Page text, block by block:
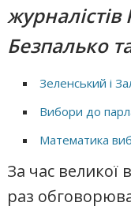
Безпалько
Зеленський і
Вибори до
Математика
За час великої
раз